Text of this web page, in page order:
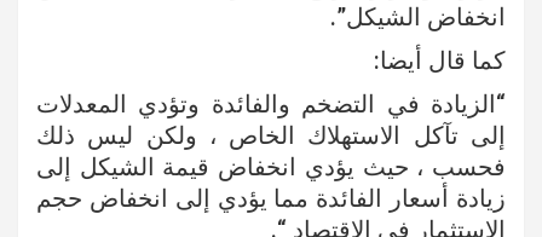
انخفاض الشيكل”.
كما قال أيضا:
“الزيادة في التضخم والفائدة وتؤدي المعدلات
إلى تآكل الاستهلاك الخاص ، ولكن ليس ذلك
فحسب ، حيث يؤدي انخفاض قيمة الشيكل إلى
زيادة أسعار الفائدة مما يؤدي إلى انخفاض حجم
الاستثمار في الاقتصاد “.